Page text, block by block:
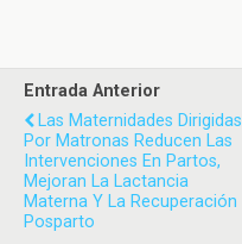
Entrada Anterior
Las Maternidades Dirigidas
Por Matronas Reducen Las
Intervenciones En Partos,
Mejoran La Lactancia
Materna Y La Recuperación
Posparto